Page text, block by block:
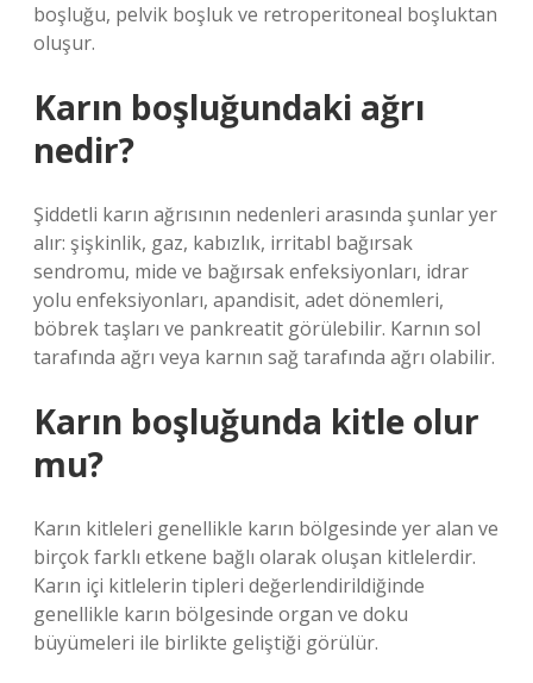
boşluğu, pelvik boşluk ve retroperitoneal boşluktan
oluşur.
Karın boşluğundaki ağrı
nedir?
Şiddetli karın ağrısının nedenleri arasında şunlar yer
alır: şişkinlik, gaz, kabızlık, irritabl bağırsak
sendromu, mide ve bağırsak enfeksiyonları, idrar
yolu enfeksiyonları, apandisit, adet dönemleri,
böbrek taşları ve pankreatit görülebilir. Karnın sol
tarafında ağrı veya karnın sağ tarafında ağrı olabilir.
Karın boşluğunda kitle olur
mu?
Karın kitleleri genellikle karın bölgesinde yer alan ve
birçok farklı etkene bağlı olarak oluşan kitlelerdir.
Karın içi kitlelerin tipleri değerlendirildiğinde
genellikle karın bölgesinde organ ve doku
büyümeleri ile birlikte geliştiği görülür.